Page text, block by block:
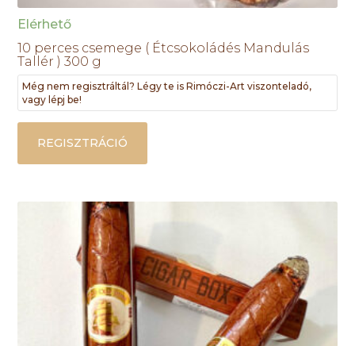
Elérhető
10 perces csemege ( Étcsokoládés Mandulás
Tallér ) 300 g
Még nem regisztráltál? Légy te is Rimóczi-Art viszonteladó,
vagy lépj be!
REGISZTRÁCIÓ